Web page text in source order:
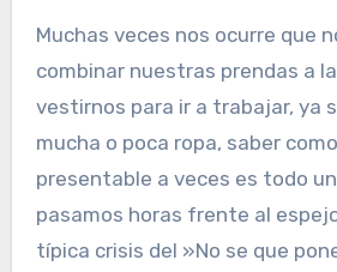
Muchas veces nos ocurre que no sabemos como
combinar nuestras prendas a
vestirnos para ir a trabajar, ya
mucha o poca ropa, saber
presentable a veces es todo
pasamos horas frente al
típica crisis del »No se que